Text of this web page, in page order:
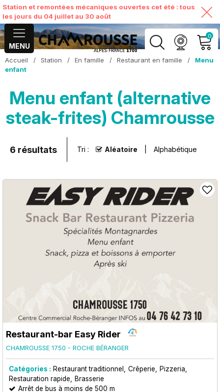
Station et remontées mécaniques ouvertes cet été : tous
les jours du 04 juillet au 30 août
MENU
0
MON COMPTE
VOIR MON PANIER
Accueil / Station / En famille / Restaurant en famille /
Menu
enfant
Menu enfant (alternative
steak-frites) Chamrousse
6 résultats Tri : Aléatoire Alphabétique
Restaurant-bar Easy Rider
CHAMROUSSE 1750 - ROCHE BÉRANGER
Catégories : Restaurant traditionnel Crêperie
Pizzeria
Restauration rapide
Brasserie
Arrêt de bus à moins de 500 m